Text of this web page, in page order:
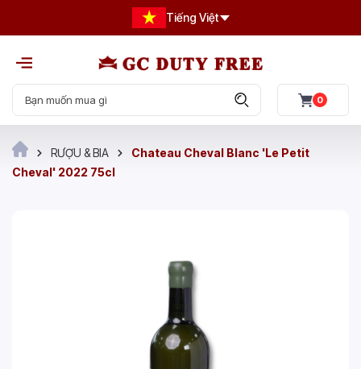
Tiếng Việt
0
RƯỢU & BIA
Chateau Cheval Blanc 'Le Petit
Cheval' 2022 75cl